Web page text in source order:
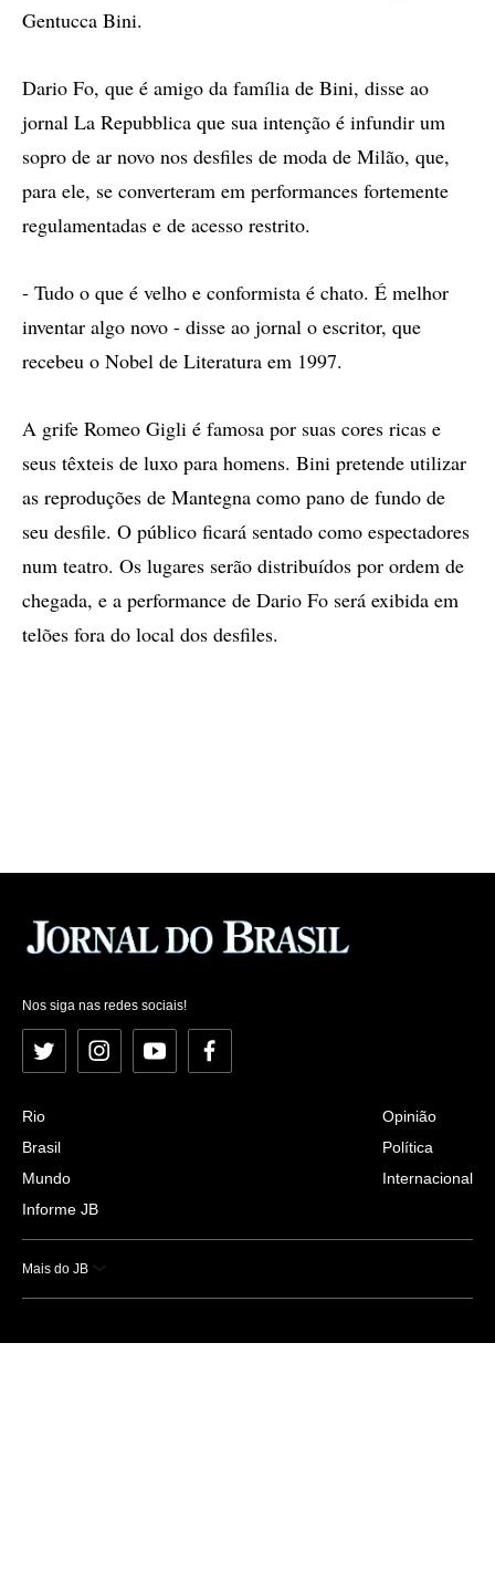
Gentucca Bini.
Dario Fo, que é amigo da família de Bini, disse ao
jornal La Repubblica que sua intenção é infundir um
sopro de ar novo nos desfiles de moda de Milão, que,
para ele, se converteram em performances fortemente
regulamentadas e de acesso restrito.
- Tudo o que é velho e conformista é chato. É melhor
inventar algo novo - disse ao jornal o escritor, que
recebeu o Nobel de Literatura em 1997.
A grife Romeo Gigli é famosa por suas cores ricas e
seus têxteis de luxo para homens. Bini pretende utilizar
as reproduções de Mantegna como pano de fundo de
seu desfile. O público ficará sentado como espectadores
num teatro. Os lugares serão distribuídos por ordem de
chegada, e a performance de Dario Fo será exibida em
telões fora do local dos desfiles.
Nos siga nas redes sociais!
Twitter InstagramYouTubeFacebook
Rio
Brasil
Mundo
Informe JB
Opinião
Política
Internacional
Mais do JB
Esportes